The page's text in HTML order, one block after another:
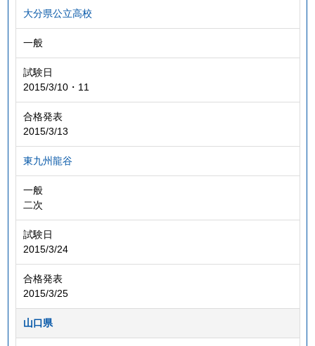
大分県公立高校
一般
試験日
2015/3/10・11
合格発表
2015/3/13
東九州龍谷
一般
二次
試験日
2015/3/24
合格発表
2015/3/25
山口県